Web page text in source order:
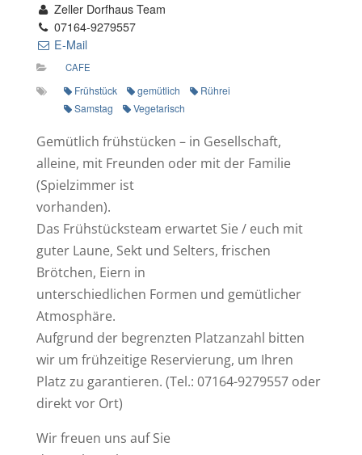
Zeller Dorfhaus Team
07164-9279557
E-Mail
CAFE
Frühstück gemütlich
Rührei
Samstag
Vegetarisch
Gemütlich frühstücken – in Gesellschaft,
alleine, mit Freunden oder mit der Familie
(Spielzimmer ist
vorhanden).
Das Frühstücksteam erwartet Sie / euch mit
guter Laune, Sekt und Selters, frischen
Brötchen, Eiern in
unterschiedlichen Formen und gemütlicher
Atmosphäre.
Aufgrund der begrenzten Platzanzahl bitten
wir um frühzeitige Reservierung, um Ihren
Platz zu garantieren. (Tel.: 07164-9279557 oder
direkt vor Ort)
Wir freuen uns auf Sie